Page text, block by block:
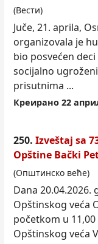
(Вести)
Juče, 21. aprila,
organizovala je
bio posvećen
socijalno
prisutnima ...
Креирано 22
250. Izveštaj sa
Opštine Bački
(Општинско веће)
Dana 20.04.2026.
Opštinskog veća
početkom u
Opštinskog veća